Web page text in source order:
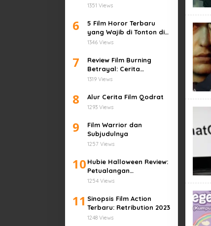
1351 Views
6
5 Film Horor Terbaru
yang Wajib di Tonton di
Tahun ini
1346 Views
7
Review Film Burning
Betrayal: Cerita
Menyayat Hati Tentang
1319 Views
8 Alur Cerita Film Qodrat
1293 Views
9
Film Warrior dan
Subjudulnya
1257 Views
10 Hubie Halloween Review:
Petualangan
Mengamankan Kota di
1254 Views
11 Sinopsis Film Action
Terbaru: Retribution 2023
1248 Views